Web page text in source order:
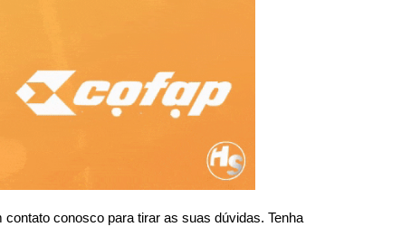
conosco para tirar as suas dúvidas. Tenha